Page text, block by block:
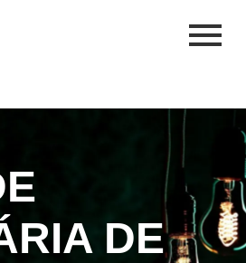
DE